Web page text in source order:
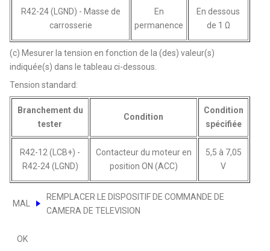
R42-24 (LGND) - Masse de
carrosserie
En
permanence
En dessous
de 1 Ω
(c) Mesurer la tension en fonction de la (des) valeur(s)
indiquée(s) dans le tableau ci-dessous.
Tension standard:
Branchement du
tester
Condition
Condition
spécifiée
R42-12 (LCB+) -
R42-24 (LGND)
Contacteur du moteur en
position ON (ACC)
5,5 à 7,05
V
MAL
REMPLACER LE DISPOSITIF DE COMMANDE DE
CAMERA DE TELEVISION
OK